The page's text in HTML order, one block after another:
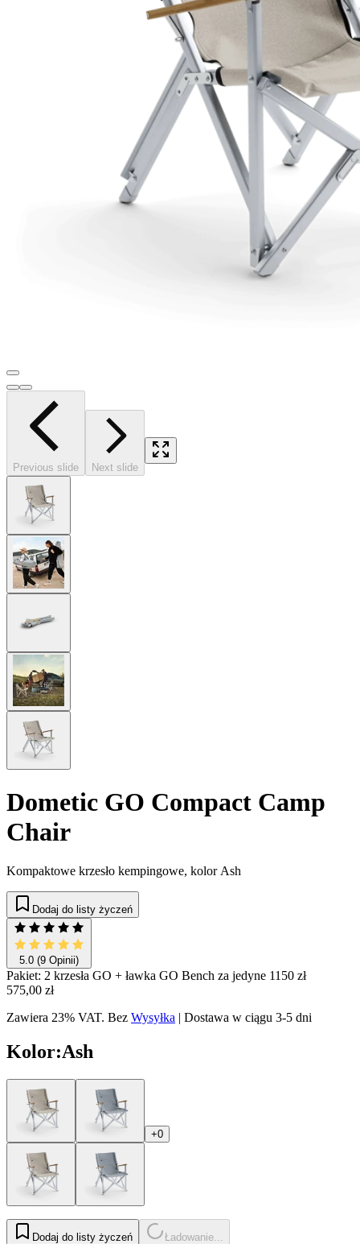
Previous slide Next slide
Dometic GO Compact Camp
Chair
Kompaktowe krzesło kempingowe, kolor Ash
Dodaj do listy życzeń
5.0 (9 Opinii)
Pakiet: 2 krzesła GO + ławka GO Bench za jedyne 1150 zł
575,00 zł
Zawiera 23% VAT. Bez Wysyłka | Dostawa w ciągu 3-5 dni
Kolor:Ash
+0
Dodaj do listy życzeń Ładowanie...